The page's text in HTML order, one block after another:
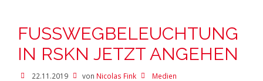
FUSSWEGBELEUCHTUNG I
N RSKN JETZT ANGEHEN
22.11.2019 von Nicolas Fink Medien